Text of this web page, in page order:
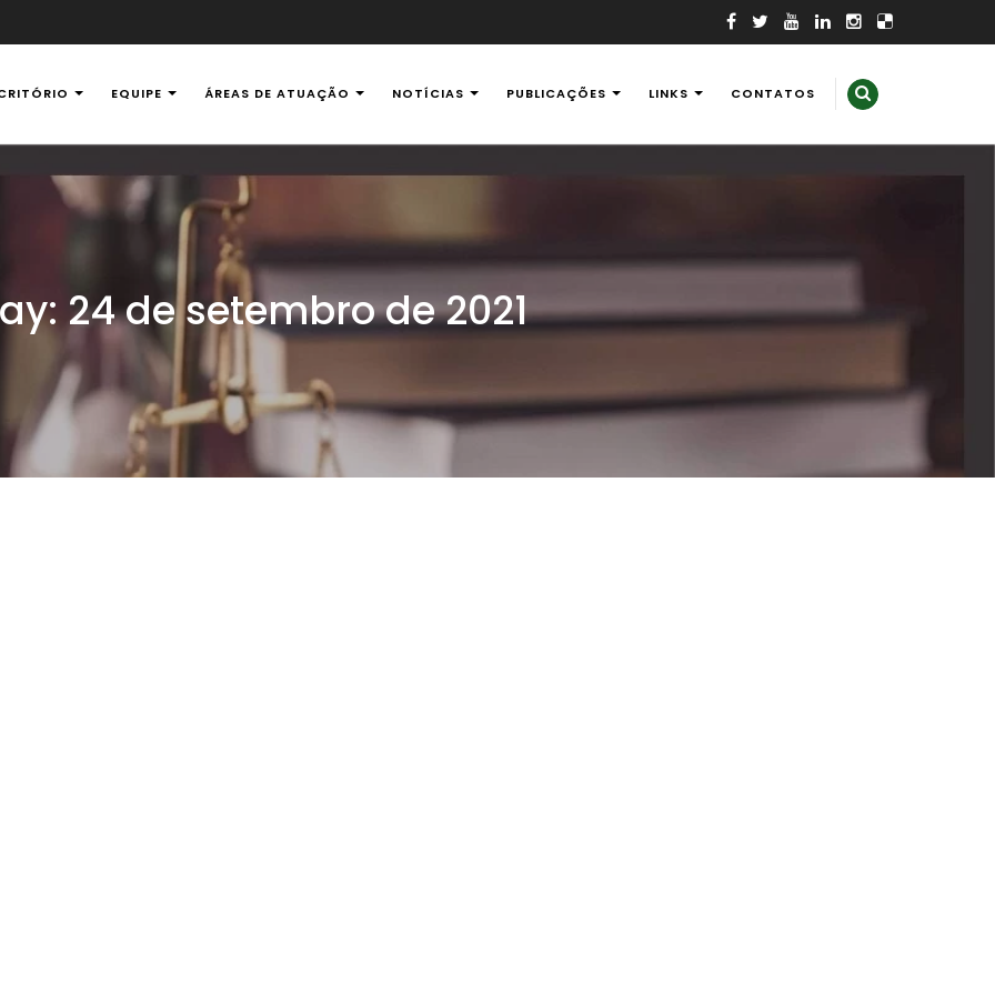
Ambiental
EQUIPE ÁREAS DE ATUAÇÃO NOTÍCIAS PUBLICAÇÕES LINKS CONTATOS
24 de setembro de 2021